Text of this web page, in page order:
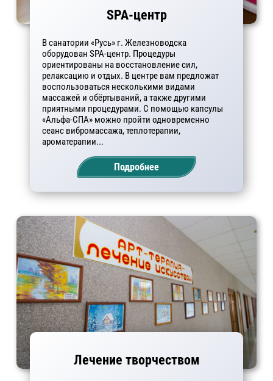
SPA-центр
В санатории «Русь» г. Железноводска
оборудован SPA-центр. Процедуры
ориентированы на восстановление сил,
релаксацию и отдых. В центре вам предложат
воспользоваться несколькими видами
массажей и обёртываний, а также другими
приятными процедурами. С помощью капсулы
«Альфа-СПА» можно пройти одновременно
сеанс вибромассажа, теплотерапии,
ароматерапии...
Подробнее
Лечение творчеством